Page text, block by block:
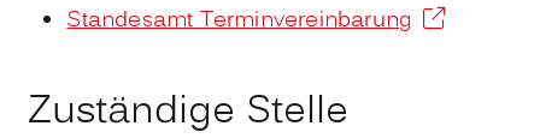
Standesamt Terminvereinbarung
Zuständige Stelle